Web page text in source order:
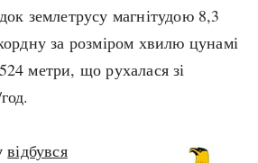
землетрусу магнітудою 8,3
за розміром хвилю цунамі
метри, що рухалася зі
відбувся